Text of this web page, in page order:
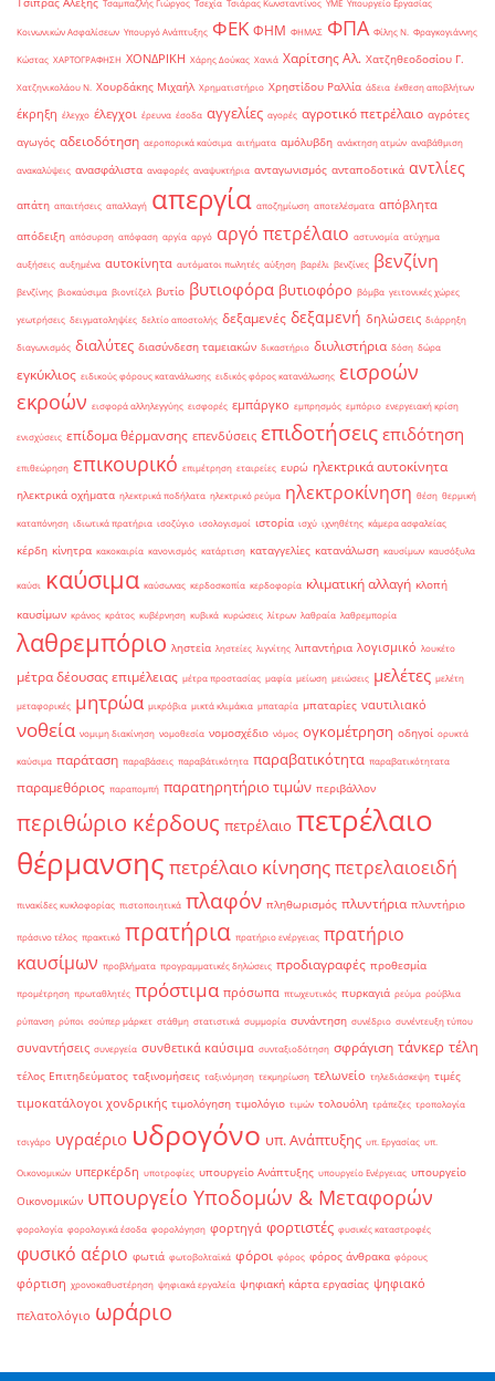
Τσαμπαζλής Γιώργος Τσεχία Τσιάρας Κωνσταντίνος ΥΜΕ Υπουργείο Εργασίας
Κοινωνικών Ασφαλίσεων Υπουργό Ανάπτυξης ΦΕΚ ΦΗΜ ΦΗΜΑΣ ΦΠΑ Φίλης Ν. Φραγκογιάννης
Κώστας ΧΑΡΤΟΓΡΑΦΗΣΗ ΧΟΝΔΡΙΚΗ Χάρης Δούκας Χανιά Χαρίτσης Αλ. Χατζηθεοδοσίου Γ.
Χατζηνικολάου Ν. Χουρδάκης Μιχαήλ Χρηματιστήριο Χρηστίδου Ραλλία άδεια έκθεση αποβλήτων
έκρηξη έλεγχο έλεγχοι έρευνα έσοδα αγγελίες αγορές αγροτικό πετρέλαιο αγρότες
αγωγός αδειοδότηση αεροπορικά καύσιμα αιτήματα αμόλυβδη ανάκτηση ατμών αναβάθμιση
ανακαλύψεις ανασφάλιστα αναφορές αναψυκτήρια ανταγωνισμός ανταποδοτικά αντλίες
απάτη απαιτήσεις απαλλαγή απεργία αποζημίωση αποτελέσματα απόβλητα
απόδειξη απόσυρση απόφαση αργία αργό αργό πετρέλαιο αστυνομία ατύχημα
αυξήσεις αυξημένα αυτοκίνητα αυτόματοι πωλητές αύξηση βαρέλι βενζίνες βενζίνη
βενζίνης βιοκαύσιμα βιοντίζελ βυτίο βυτιοφόρα βυτιοφόρο βόμβα γειτονικές χώρες
γεωτρήσεις δειγματοληψίες δελτίο αποστολής δεξαμενές δεξαμενή δηλώσεις διάρρηξη
διαγωνισμός διαλύτες διασύνδεση ταμειακών δικαστήριο διυλιστήρια δόση δώρα
εγκύκλιος ειδικούς φόρους κατανάλωσης ειδικός φόρος κατανάλωσης εισροών
εκροών εισφορά αλληλεγγύης εισφορές εμπάργκο εμπρησμός εμπόριο ενεργειακή κρίση
ενισχύσεις επίδομα θέρμανσης επενδύσεις επιδοτήσεις επιδότηση
επιθεώρηση επικουρικό επιμέτρηση εταιρείες ευρώ ηλεκτρικά αυτοκίνητα
ηλεκτρικά οχήματα ηλεκτρικά ποδήλατα ηλεκτρικό ρεύμα ηλεκτροκίνηση θέση θερμική
καταπόνηση ιδιωτικά πρατήρια ισοζύγιο ισολογισμοί ιστορία ισχύ ιχνηθέτης κάμερα ασφαλείας
κέρδη κίνητρα κακοκαιρία κανονισμός κατάρτιση καταγγελίες κατανάλωση καυσίμων καυσόξυλα
καύσι καύσιμα καύσωνας κερδοσκοπία κερδοφορία κλιματική αλλαγή κλοπή
καυσίμων κράνος κράτος κυβέρνηση κυβικά κυρώσεις λίτρων λαθραία λαθρεμπορία
λαθρεμπόριο ληστεία ληστείες λιγνίτης λιπαντήρια λογισμικό λουκέτο
μέτρα δέουσας επιμέλειας μέτρα προστασίας μαφία μείωση μειώσεις μελέτες μελέτη
μεταφορικές μητρώα μικρόβια μικτά κλιμάκια μπαταρία μπαταρίες ναυτιλιακό
νοθεία νομιμη διακίνηση νομοθεσία νομοσχέδιο νόμος ογκομέτρηση οδηγοί ορυκτά
καύσιμα παράταση παραβάσεις παραβάτικότητα παραβατικότητα παραβατικότητατα
παραμεθόριος παραπομπή παρατηρητήριο τιμών περιβάλλον
περιθώριο κέρδους πετρέλαιο πετρέλαιο
θέρμανσης πετρέλαιο κίνησηςπετρελαιοειδή
πινακίδες κυκλοφορίας πιστοποιητικά πλαφόν πληθωρισμός πλυντήρια πλυντήριο
πράσινο τέλος πρακτικό πρατήρια πρατήριο ενέργειας πρατήριο
καυσίμων προβλήματα προγραμματικές δηλώσεις προδιαγραφές προθεσμία
προμέτρηση πρωταθλητές πρόστιμα πρόσωπα πτωχευτικός πυρκαγιά ρεύμα ρούβλια
ρύπανση ρύποι σούπερ μάρκετ στάθμη στατιστικά συμμορία συνάντηση συνέδριο συνέντευξη τύπου
συναντήσεις συνεργεία συνθετικά καύσιμα συνταξιοδότηση σφράγιση τάνκερ τέλη
τέλος Επιτηδεύματος ταξινομήσεις ταξινόμηση τεκμηρίωση τελωνείο τηλεδιάσκεψη τιμές
τιμοκατάλογοι χονδρικής τιμολόγηση τιμολόγιο τιμών τολουόλη τράπεζες τροπολογία
τσιγάρο υγραέριο υδρογόνο υπ. Ανάπτυξης υπ. Εργασίας υπ.
Οικονομικών υπερκέρδη υποτροφίες υπουργείο Ανάπτυξης υπουργείο Ενέργειας υπουργείο
Οικονομικών υπουργείο Υποδομών & Μεταφορών
φορολογία φορολογικά έσοδα φορολόγηση φορτηγά φορτιστές φυσικές καταστροφές
φυσικό αέριο φωτιά φωτοβολταϊκά φόροι φόρος φόρος άνθρακα φόρους
φόρτιση χρονοκαθυστέρηση ψηφιακά εργαλεία ψηφιακή κάρτα εργασίας ψηφιακό
πελατολόγιο ωράριο